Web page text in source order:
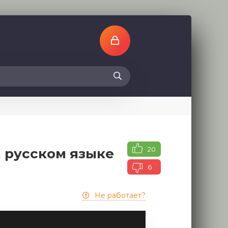
языке 20
6
Не работает?